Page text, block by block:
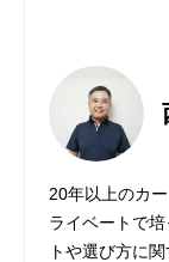
20年以上のカ
ライベートで
トや選び方に